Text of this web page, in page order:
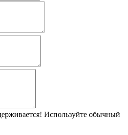
Используйте обычный